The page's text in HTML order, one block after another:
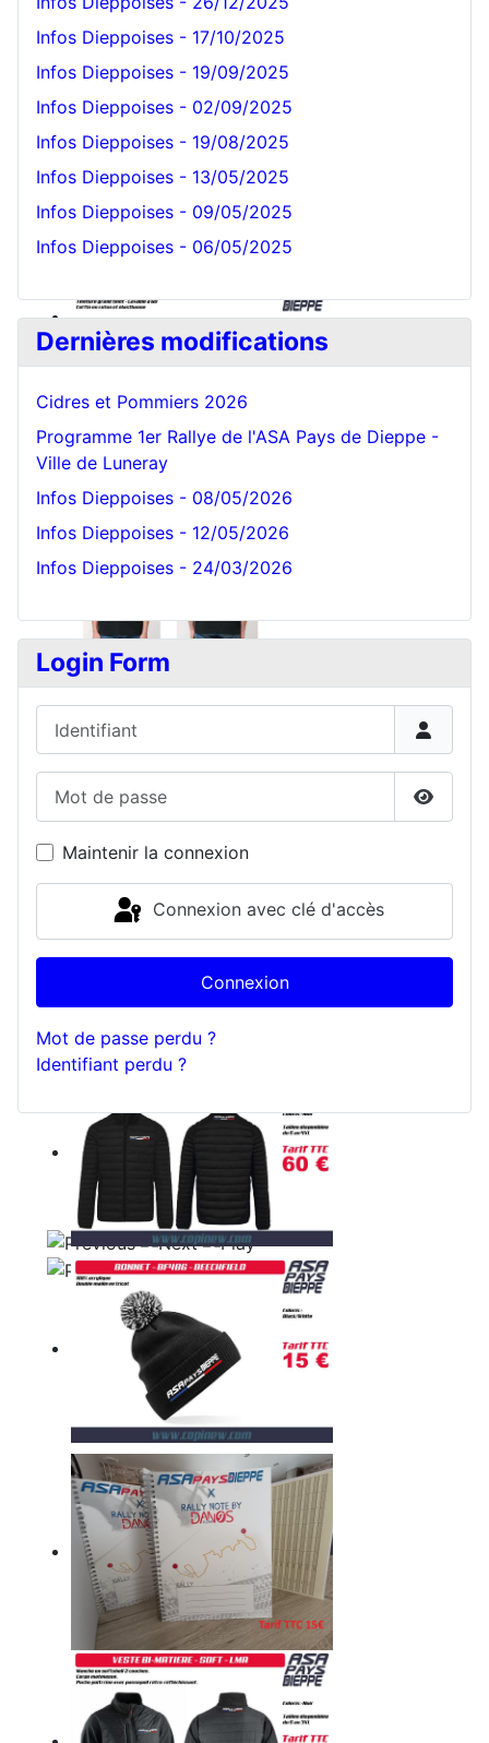
Bonnet Blanc
Infos Dieppoises - 17/10/2025
Infos Dieppoises - 19/09/2025
Infos Dieppoises - 02/09/2025
Infos Dieppoises - 19/08/2025
Infos Dieppoises - 13/05/2025
Infos Dieppoises - 09/05/2025
Infos Dieppoises - 06/05/2025
Dernières modifications
Cidres et Pommiers 2026
Programme 1er Rallye de l'ASA Pays de Dieppe -
Ville de Luneray
Infos Dieppoises - 08/05/2026
Infos Dieppoises - 12/05/2026
Infos Dieppoises - 24/03/2026
Login Form
Maintenir la connexion
Connexion avec clé d'accès
Connexion
Mot de passe perdu ?
Identifiant perdu ?